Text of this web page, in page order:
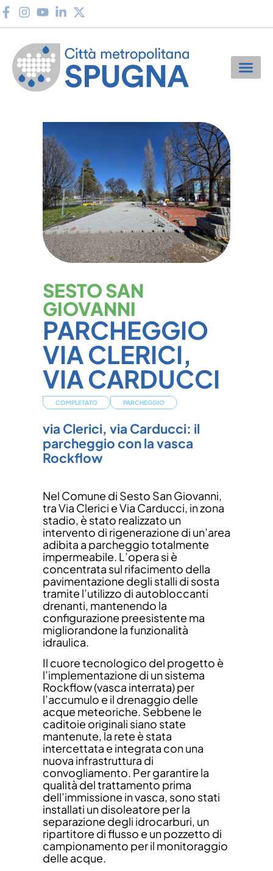
SESTO SAN
GIOVANNI
PARCHEGGIO
VIA CLERICI,
VIA CARDUCCI
COMPLETATO PARCHEGGIO
via Clerici, via Carducci: il
parcheggio con la vasca
Rockflow
Nel Comune di Sesto San Giovanni,
tra Via Clerici e Via Carducci, in zona
stadio, è stato realizzato un
intervento di rigenerazione di un’area
adibita a parcheggio totalmente
impermeabile. L’opera si è
concentrata sul rifacimento della
pavimentazione degli stalli di sosta
tramite l’utilizzo di autobloccanti
drenanti, mantenendo la
configurazione preesistente ma
migliorandone la funzionalità
idraulica.
Il cuore tecnologico del progetto è
l’implementazione di un sistema
Rockflow (vasca interrata) per
l’accumulo e il drenaggio delle
acque meteoriche. Sebbene le
caditoie originali siano state
mantenute, la rete è stata
intercettata e integrata con una
nuova infrastruttura di
convogliamento. Per garantire la
qualità del trattamento prima
dell’immissione in vasca, sono stati
installati un disoleatore per la
separazione degli idrocarburi, un
ripartitore di flusso e un pozzetto di
campionamento per il monitoraggio
delle acque.